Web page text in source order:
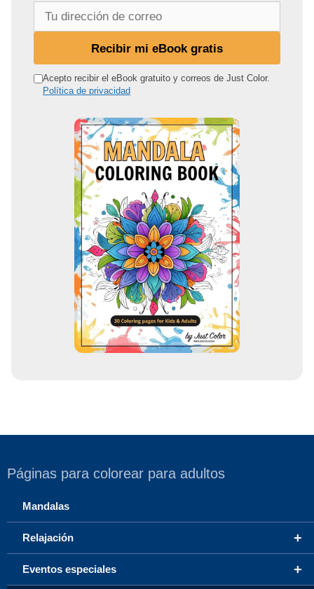
r
Recibir mi eBook gratis
Acepto recibir el eBook gratuito y correos de Just Color.
Política de privacidad
Páginas para colorear para adultos
Mandalas
+
Relajación
+
Eventos especiales